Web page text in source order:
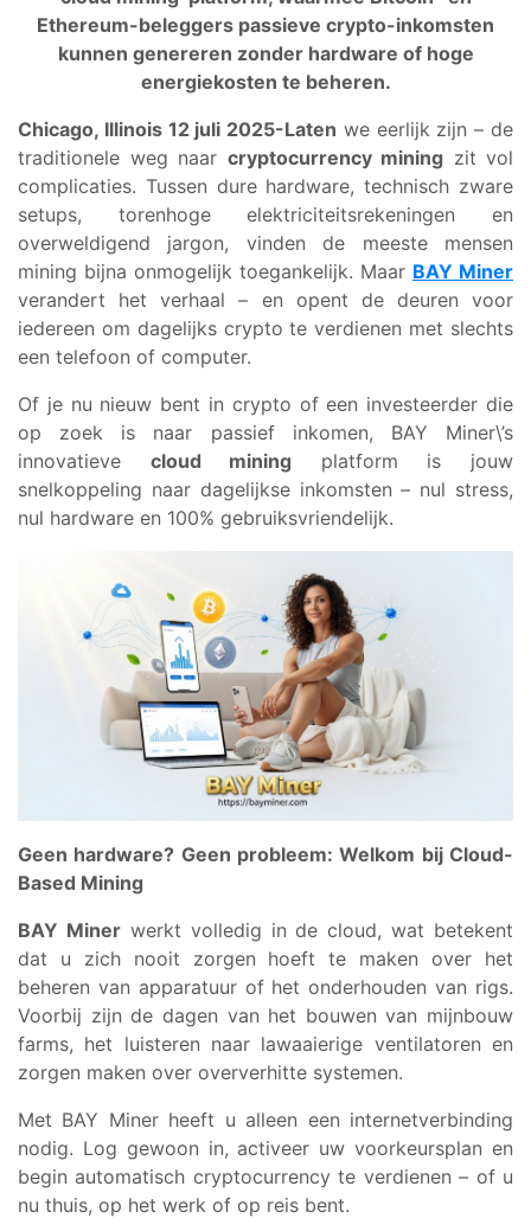
Ethereum-beleggers passieve crypto-inkomsten
kunnen genereren zonder hardware of hoge
energiekosten te beheren.
Chicago, Illinois 12 juli 2025-Laten we eerlijk zijn – de
traditionele weg naar cryptocurrency mining zit vol
complicaties. Tussen dure hardware, technisch zware
setups, torenhoge elektriciteitsrekeningen en
overweldigend jargon, vinden de meeste mensen
mining bijna onmogelijk toegankelijk. Maar BAY Miner
verandert het verhaal – en opent de deuren voor
iedereen om dagelijks crypto te verdienen met slechts
een telefoon of computer.
Of je nu nieuw bent in crypto of een investeerder die
op zoek is naar passief inkomen, BAY Miner\’s
innovatieve cloud mining platform is jouw
snelkoppeling naar dagelijkse inkomsten – nul stress,
nul hardware en 100% gebruiksvriendelijk.
Geen hardware? Geen probleem: Welkom bij Cloud-
Based Mining
BAY Minerwerkt volledig in de cloud, wat betekent
dat u zich nooit zorgen hoeft te maken over het
beheren van apparatuur of het onderhouden van rigs.
Voorbij zijn de dagen van het bouwen van mijnbouw
farms, het luisteren naar lawaaierige ventilatoren en
zorgen maken over oververhitte systemen.
Met BAY Miner heeft u alleen een internetverbinding
nodig. Log gewoon in, activeer uw voorkeursplan en
begin automatisch cryptocurrency te verdienen – of u
nu thuis, op het werk of op reis bent.